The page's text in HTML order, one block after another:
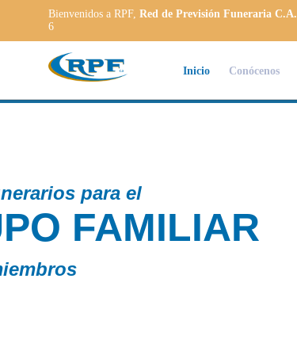
Bienvenidos a RPF, Red de Previsión Funeraria C.A.
6
Inicio Conócenos
el